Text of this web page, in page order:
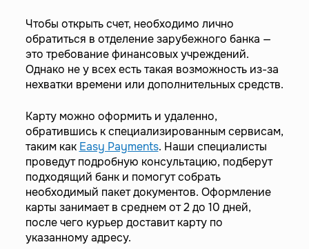
Чтобы открыть счет, необходимо лично
обратиться в отделение зарубежного банка —
это требование финансовых учреждений.
Однако не у всех есть такая возможность из-за
нехватки времени или дополнительных средств.
Карту можно оформить и удаленно,
обратившись к специализированным сервисам,
таким как Easy Payments. Наши специалисты
проведут подробную консультацию, подберут
подходящий банк и помогут собрать
необходимый пакет документов. Оформление
карты занимает в среднем от 2 до 10 дней,
после чего курьер доставит карту по
указанному адресу.